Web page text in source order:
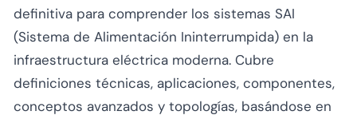
definitiva para comprender los sistemas SAI
(Sistema de Alimentación Ininterrumpida) en la
infraestructura eléctrica moderna. Cubre
definiciones técnicas, aplicaciones, componentes,
conceptos avanzados y topologías, basándose en